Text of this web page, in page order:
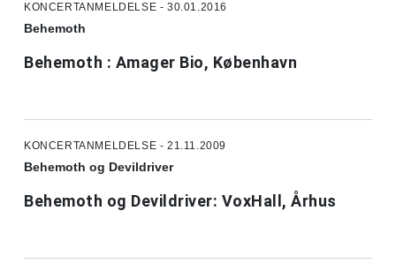
KONCERTANMELDELSE - 30.01.2016
Behemoth
Behemoth : Amager Bio, København
KONCERTANMELDELSE - 21.11.2009
Behemoth og Devildriver
Behemoth og Devildriver: VoxHall, Århus